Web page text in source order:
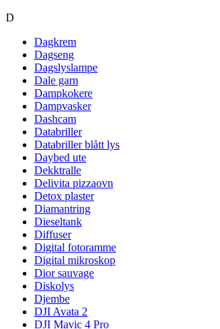
D
Dagkrem
Dagseng
Dagslyslampe
Dale garn
Dampkokere
Dampvasker
Dashcam
Databriller
Databriller blått lys
Daybed ute
Dekktralle
Delivita pizzaovn
Detox plaster
Diamantring
Dieseltank
Diffuser
Digital fotoramme
Digital mikroskop
Dior sauvage
Diskolys
Djembe
DJI Avata 2
DJI Mavic 4 Pro